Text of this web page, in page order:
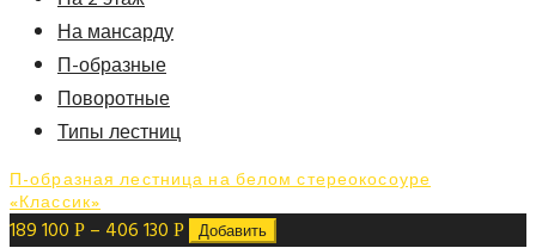
На мансарду
П-образные
Поворотные
Типы лестниц
П-образная лестница на белом стереокосоуре
«Классик»
189 100 Р – 406 130 Р Добавить